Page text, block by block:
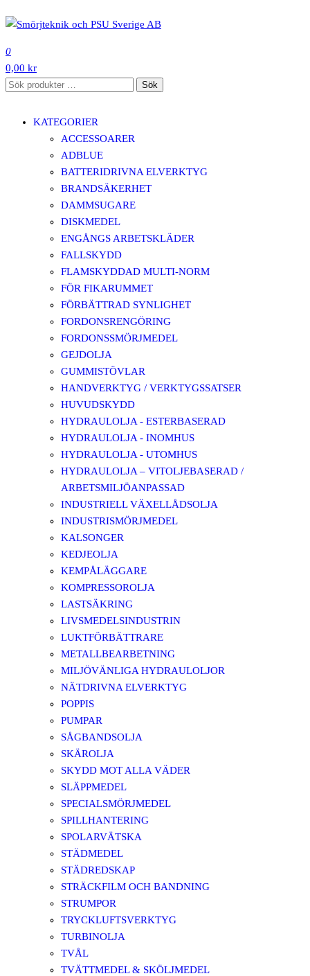
till
innehåll
0
0,00 kr
Sök
Sök
KATEGORIER
ACCESSOARER
ADBLUE
BATTERIDRIVNA ELVERKTYG
BRANDSÄKERHET
DAMMSUGARE
DISKMEDEL
ENGÅNGS ARBETSKLÄDER
FALLSKYDD
FLAMSKYDDAD MULTI-NORM
FÖR FIKARUMMET
FÖRBÄTTRAD SYNLIGHET
FORDONSRENGÖRING
FORDONSSMÖRJMEDEL
GEJDOLJA
GUMMISTÖVLAR
HANDVERKTYG / VERKTYGSSATSER
HUVUDSKYDD
HYDRAULOLJA - ESTERBASERAD
HYDRAULOLJA - INOMHUS
HYDRAULOLJA - UTOMHUS
HYDRAULOLJA – VITOLJEBASERAD /
ARBETSMILJÖANPASSAD
INDUSTRIELL VÄXELLÅDSOLJA
INDUSTRISMÖRJMEDEL
KALSONGER
KEDJEOLJA
KEMPÅLÄGGARE
KOMPRESSOROLJA
LASTSÄKRING
LIVSMEDELSINDUSTRIN
LUKTFÖRBÄTTRARE
METALLBEARBETNING
MILJÖVÄNLIGA HYDRAULOLJOR
NÄTDRIVNA ELVERKTYG
POPPIS
PUMPAR
SÅGBANDSOLJA
SKÄROLJA
SKYDD MOT ALLA VÄDER
SLÄPPMEDEL
SPECIALSMÖRJMEDEL
SPILLHANTERING
SPOLARVÄTSKA
STÄDMEDEL
STÄDREDSKAP
STRÄCKFILM OCH BANDNING
STRUMPOR
TRYCKLUFTSVERKTYG
TURBINOLJA
TVÅL
TVÄTTMEDEL & SKÖLJMEDEL